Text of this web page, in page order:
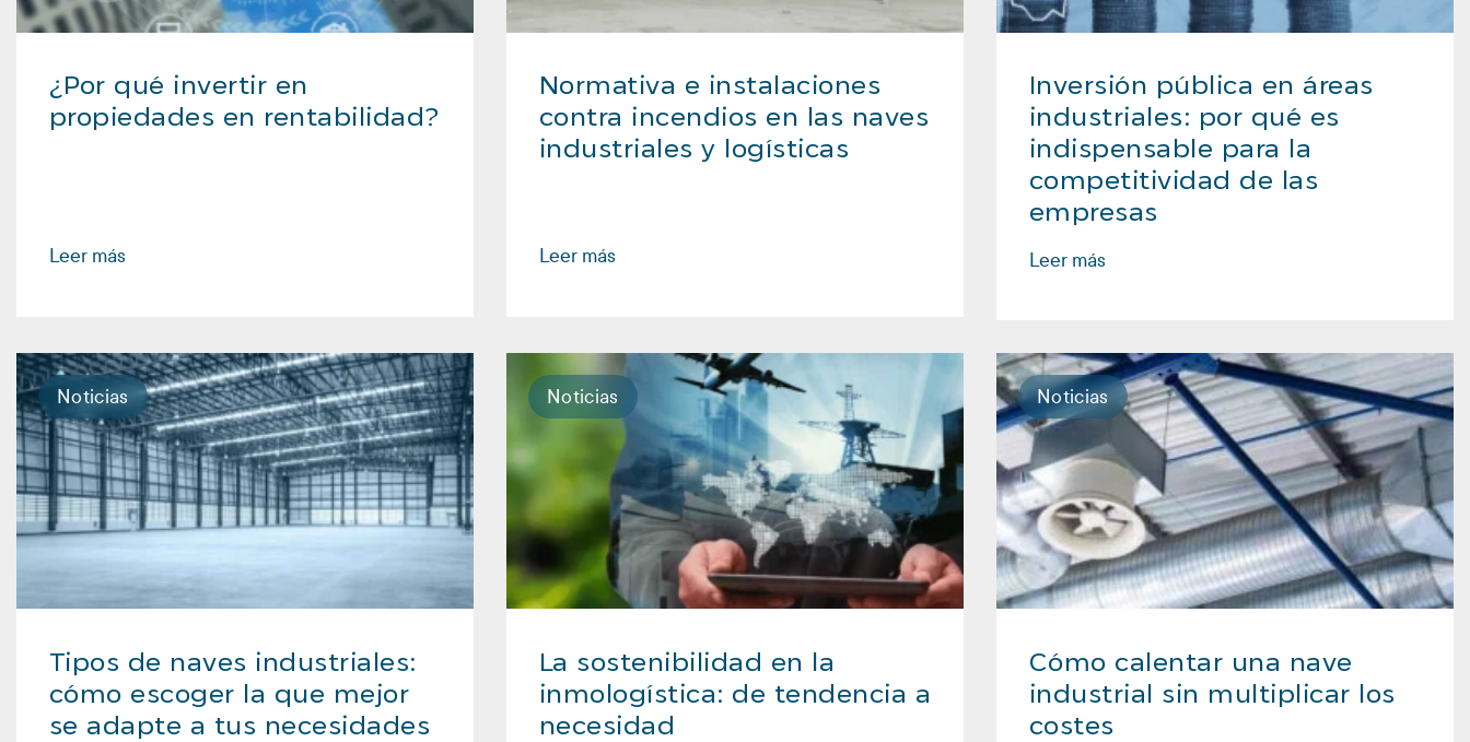
¿Por qué invertir en
propiedades en rentabilidad?
Leer más
Normativa e instalaciones
contra incendios en las naves
industriales y logísticas
Leer más
Inversión pública en áreas
industriales: por qué es
indispensable para la
competitividad de las
empresas
Leer más
Noticias
Tipos de naves industriales:
cómo escoger la que mejor
se adapte a tus necesidades
Noticias
La sostenibilidad en la
inmologística: de tendencia a
necesidad
Noticias
Cómo calentar una nave
industrial sin multiplicar los
costes